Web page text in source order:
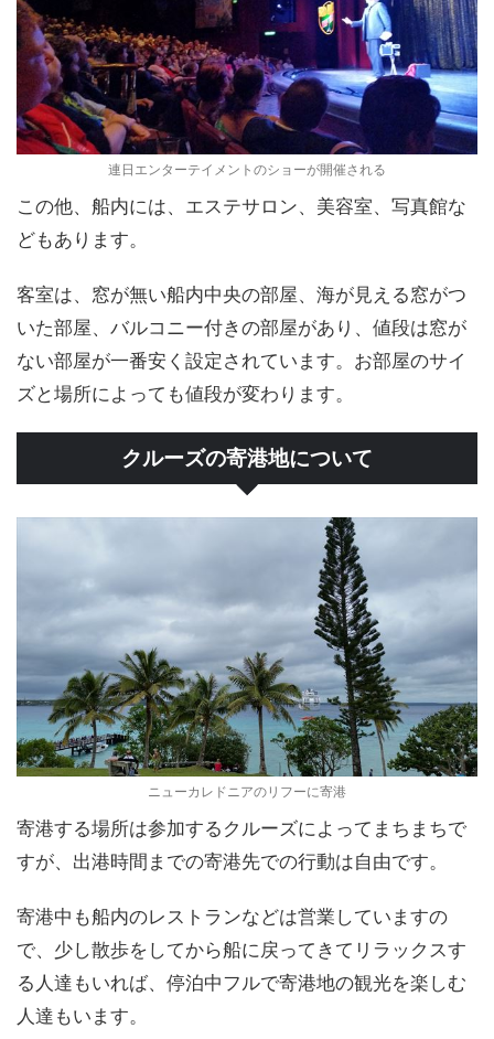
連日エンターテイメントのショーが開催される
この他、船内には、エステサロン、美容室、写真館な
どもあります。
客室は、窓が無い船内中央の部屋、海が見える窓がつ
いた部屋、バルコニー付きの部屋があり、値段は窓が
ない部屋が一番安く設定されています。お部屋のサイ
ズと場所によっても値段が変わります。
クルーズの寄港地について
ニューカレドニアのリフーに寄港
寄港する場所は参加するクルーズによってまちまちで
すが、出港時間までの寄港先での行動は自由です。
寄港中も船内のレストランなどは営業していますの
で、少し散歩をしてから船に戻ってきてリラックスす
る人達もいれば、停泊中フルで寄港地の観光を楽しむ
人達もいます。